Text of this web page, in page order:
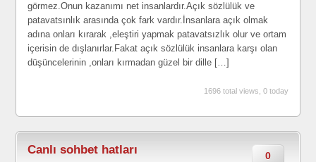
görmez.Onun kazanımı net insanlardır.Açık sözlülük ve
patavatsınlık arasında çok fark vardır.İnsanlara açık olmak
adına onları kırarak ,eleştiri yapmak patavatsızlık olur ve ortam
içerisin de dışlanırlar.Fakat açık sözlülük insanlara karşı olan
düşüncelerinin ,onları kırmadan güzel bir dille […]
1696 total views, 0 today
0
Canlı sohbet hatları